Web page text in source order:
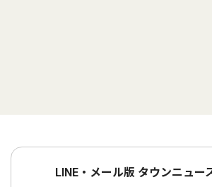
LINE・メール版 タウンニュー